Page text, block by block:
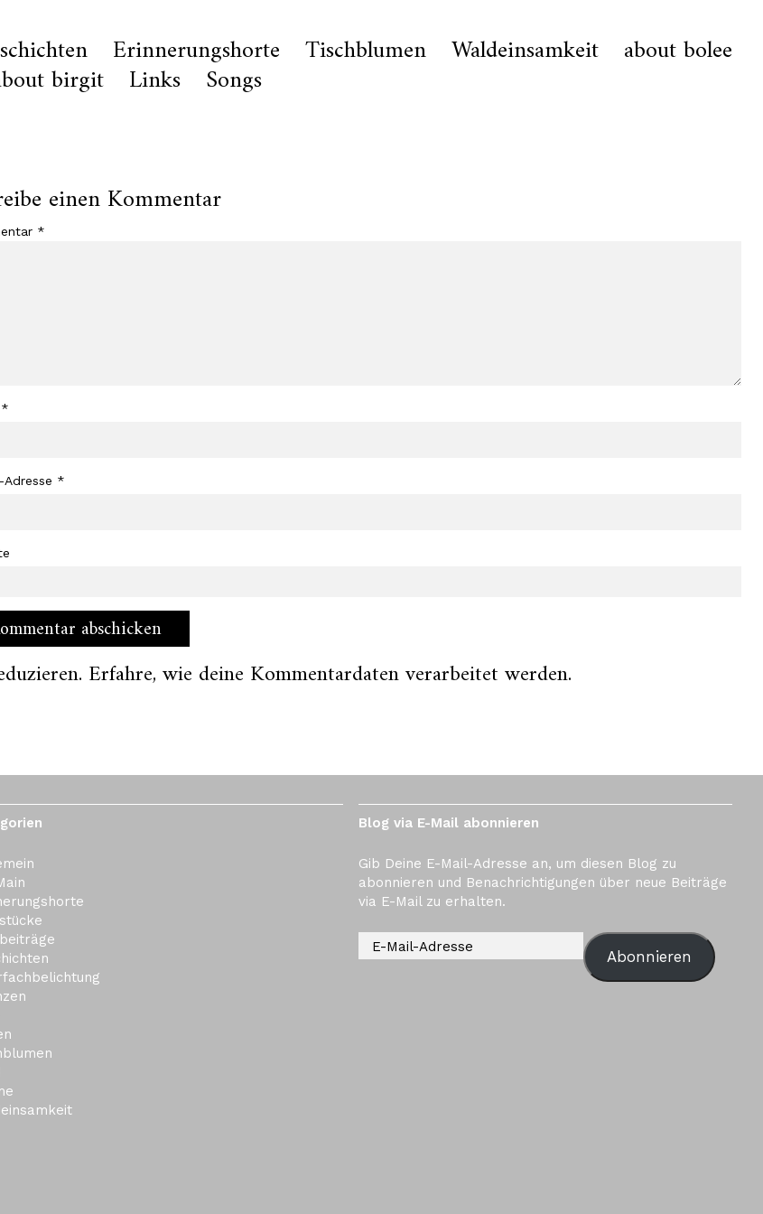
Erinnerungshorte Tischblumen Waldeinsamkeit about bolee
birgit Links Songs
einen Kommentar
*
*
Adresse *
Erfahre, wie deine Kommentardaten verarbeitet werden.
Blog via E-Mail abonnieren
Gib Deine E-Mail-Adresse an, um diesen Blog zu
abonnieren und Benachrichtigungen über neue Beiträge
via E-Mail zu erhalten.
Abonnieren